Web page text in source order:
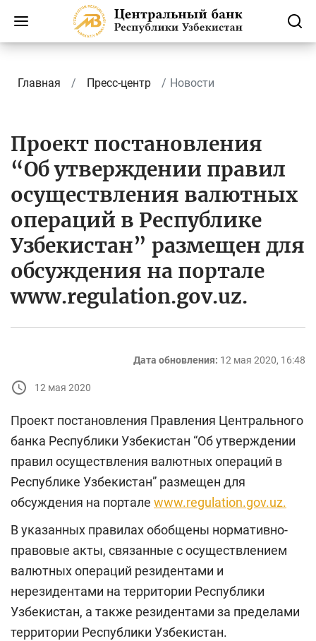
Главная Пресс-центр Новости
Проект постановления
“Об утверждении правил
осуществления валютных
операций в Республике
Узбекистан” размещен для
обсуждения на портале
www.regulation.gov.uz.
Дата обновления: 12 мая 2020, 16:48
12 мая 2020
Проект постановления Правления Центрального
банка Республики Узбекистан “Об утверждении
правил осуществления валютных операций в
Республике Узбекистан” размещен для
обсуждения на портале www.regulation.gov.uz.
В указанных правилах обобщены нормативно-
правовые акты, связанные с осуществлением
валютных операций резидентами и
нерезидентами на территории Республики
Узбекистан, а также резидентами за пределами
территории Республики Узбекистан.